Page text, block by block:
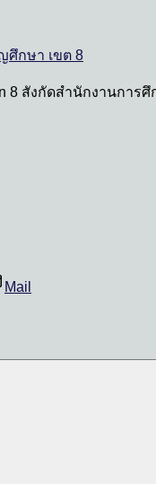
ศึกษา เขต 8
8 สังกัดสำนักงานก
Mail